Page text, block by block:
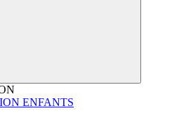
ENFANTS